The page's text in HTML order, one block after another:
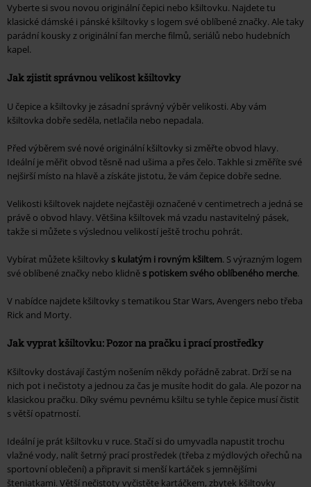
Vyberte si svou novou originální čepici nebo kšiltovku. Najdete tu
klasické dámské i pánské kšiltovky s logem své oblíbené značky. Ale taky
parádní kousky z originální fan merche filmů, seriálů nebo hudebních
kapel.
Jak zjistit správnou velikost kšiltovky
U čepice a kšiltovky je zásadní správný výběr velikosti. Aby vám
kšiltovka dobře seděla, netlačila nebo nepadala.
Před výběrem své nové originální kšiltovky si změřte obvod hlavy.
Ideální je měřit obvod těsně nad ušima a přes čelo. Takhle si změříte své
nejširší místo na hlavě a získáte jistotu, že vám čepice dobře sedne.
Velikosti kšiltovek najdete nejčastěji označené v centimetrech a jedná se
právě o obvod hlavy. Většina kšiltovek má vzadu nastavitelný pásek,
takže si můžete s výslednou velikostí ještě trochu pohrát.
Vybírat můžete kšiltovky s kulatým i rovným kšiltem. S výrazným logem
své oblíbené značky nebo klidně s potiskem svého oblíbeného merche.
V nabídce najdete kšiltovky s tematikou Star Wars, Avengers nebo třeba
Rick and Morty.
Jak vyprat kšiltovku: Pozor na pračku i prací prostředky
Kšiltovky dostávají častým nošením někdy pořádně zabrat. Drží se na
nich pot i nečistoty a jednou za čas je musíte hodit do gala. Ale pozor na
klasickou pračku. Díky svému pevnému kšiltu se tyhle čepice musí čistit
s větší opatrností.
Ideální je prát kšiltovku v ruce. Stačí si do umyvadla napustit trochu
vlažné vody, nalít šetrný prací prostředek (třeba z mýdlových ořechů na
sportovní oblečení) a připravit si menší kartáček s jemnějšími
šteniatkami. Větší nečistoty vyčistěte kartáčkem, zbytek kšiltovky